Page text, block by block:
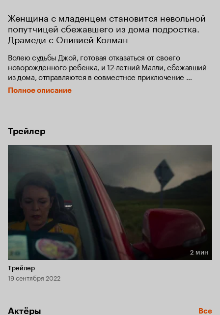
Женщина с младенцем становится невольной
попутчицей сбежавшего из дома подростка.
Драмеди с Оливией Колман
Волею судьбы Джой, готовая отказаться от своего
новорожденного ребенка, и 12-летний Малли, сбежавший
из дома, отправляются в совместное приключение
по Ирландии, в процессе которого им предстоит многое
переосмыслить.
Полное описание
Трейлер
Длительность 2 мин
2 мин
Трейлер
19 сентября 2022
Актёры Все